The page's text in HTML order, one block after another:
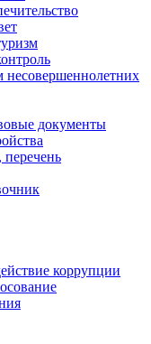
несовершеннолетних
документы
коррупции